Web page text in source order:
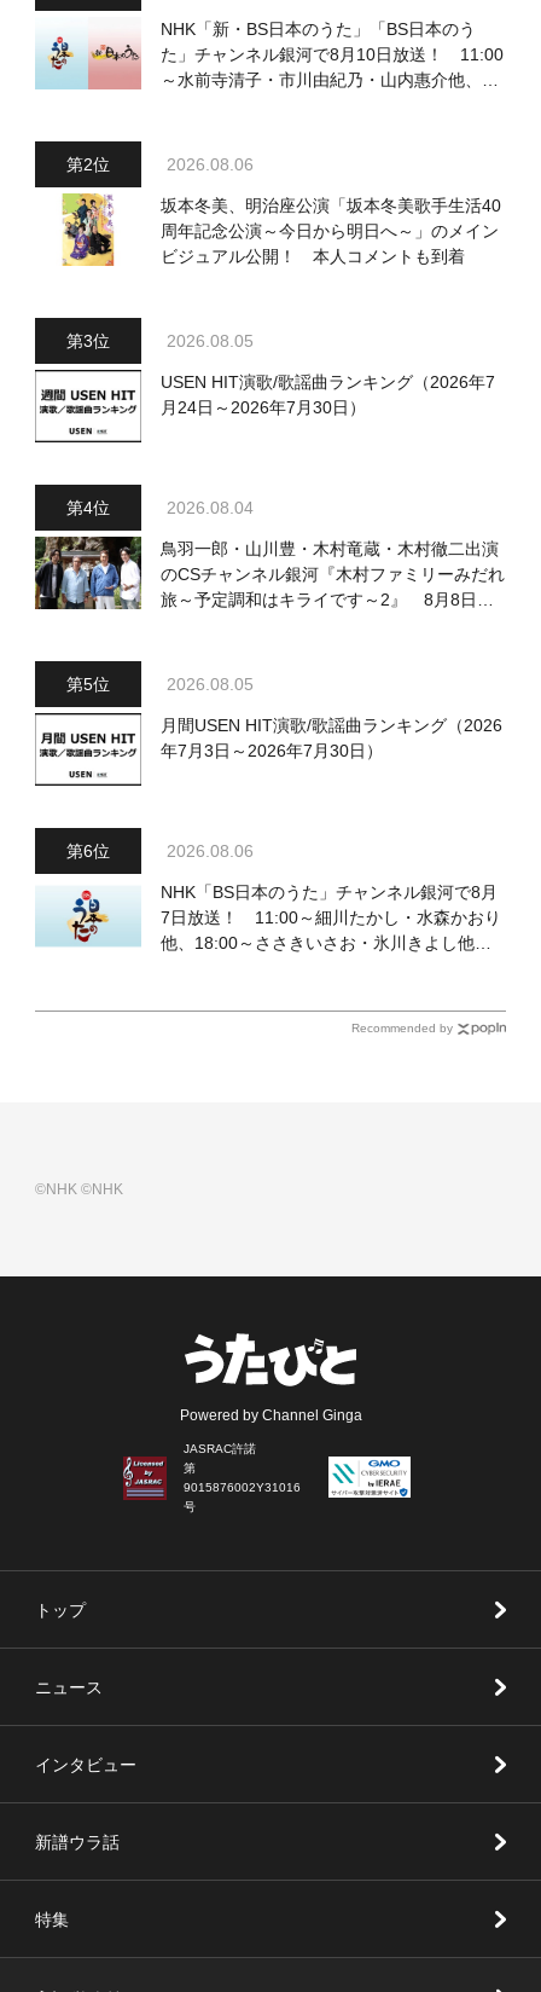
NHK「新・BS日本のうた」「BS日本のう
た」チャンネル銀河で8月10日放送！ 11:00
～水前寺清子・市川由紀乃・山内惠介他、
2026.08.06
坂本冬美、明治座公演「坂本冬美歌手生活40
周年記念公演～今日から明日へ～」のメイン
ビジュアル公開！ 本人コメントも到着
2026.08.05
USEN HIT演歌/歌謡曲ランキング（2026年7
月24日～2026年7月30日）
2026.08.04
鳥羽一郎・山川豊・木村竜蔵・木村徹二出演
のCSチャンネル銀河『木村ファミリーみだれ
旅～予定調和はキライです～2』 8月8日
2026.08.05
月間USEN HIT演歌/歌謡曲ランキング（2026
年7月3日～2026年7月30日）
2026.08.06
NHK「BS日本のうた」チャンネル銀河で8月
7日放送！ 11:00～細川たかし・水森かおり
他、18:00～ささきいさお・氷川きよし他登
Recommended by
©NHK©NHK
Powered by Channel Ginga
JASRAC許諾
第
9015876002Y31016
号
トップ
ニュース
インタビュー
新譜ウラ話
特集